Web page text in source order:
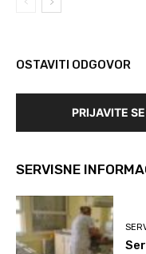
OSTAVITI ODGOVOR
PRIJAVITE
SERVISNE